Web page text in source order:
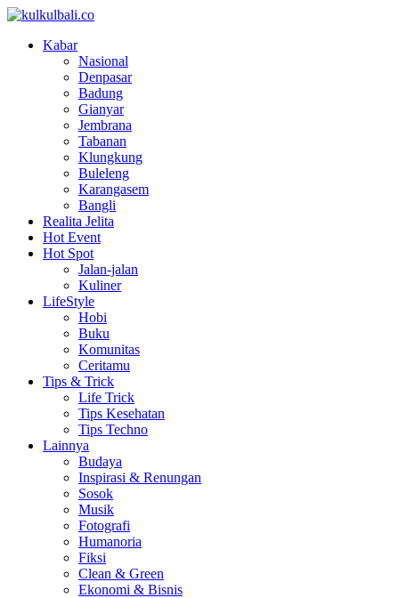
Kabar
Nasional
Denpasar
Badung
Gianyar
Jembrana
Tabanan
Klungkung
Buleleng
Karangasem
Bangli
Realita Jelita
Hot Event
Hot Spot
Jalan-jalan
Kuliner
LifeStyle
Hobi
Buku
Komunitas
Ceritamu
Tips & Trick
Life Trick
Tips Kesehatan
Tips Techno
Lainnya
Budaya
Inspirasi & Renungan
Sosok
Musik
Fotografi
Humanoria
Fiksi
Clean & Green
Ekonomi & Bisnis